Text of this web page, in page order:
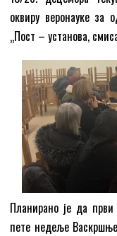
оквиру веронауке за
„Пост – установа,
Планирано је да
пете недеље